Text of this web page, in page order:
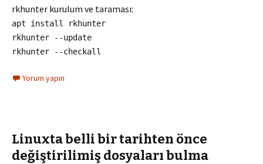
rkhunter kurulum ve taraması:
apt install rkhunter
rkhunter --update
rkhunter --checkall
Yorum yapın
Linuxta belli bir tarihten önce
değiştirilimiş dosyaları bulma